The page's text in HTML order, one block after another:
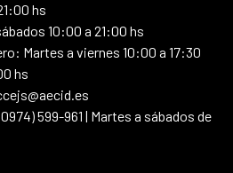
hs
10:00 a 21:00 hs
Martes a viernes 10:00 a 17:30
hs
599-961 | Martes a sábados de